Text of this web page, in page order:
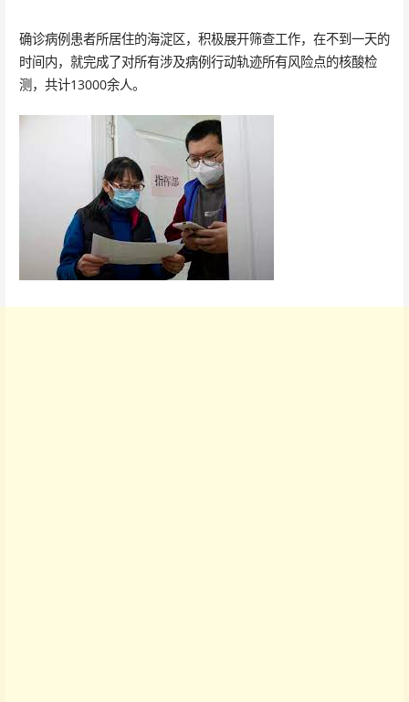
确诊病例患者所居住的海淀区，积极展开筛查工作，在不到一天的
时间内，就完成了对所有涉及病例行动轨迹所有风险点的核酸检
测，共计13000余人。